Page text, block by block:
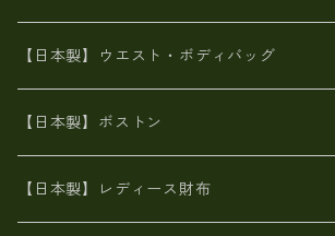
豊岡製
Ａ3サイズ
オイルレザー
エナメル
がま口
リネン
6号蝋引き帆布
火山灰染めバッグ
8号帆布
財布ポシェット
牛革
オイルレザー
帆布
豊岡
豊岡製
牛革
日本製
【日本製】ウエスト・ボディバッグ
帆布
【日本製】ボストン
【日本製】レディース財布